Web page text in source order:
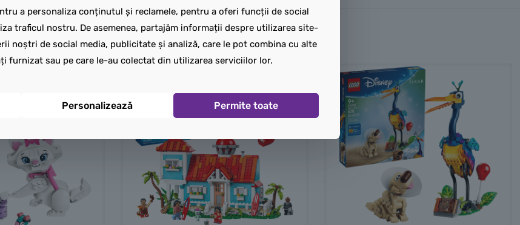
a personaliza conținutul și reclamele, pentru a oferi funcții de social
traficul nostru. De asemenea, partajăm informații despre utilizarea site-
noștri de social media, publicitate și analiză, care le pot combina cu alte
furnizat sau pe care le-au colectat din utilizarea serviciilor lor.
Personalizează Permite toate